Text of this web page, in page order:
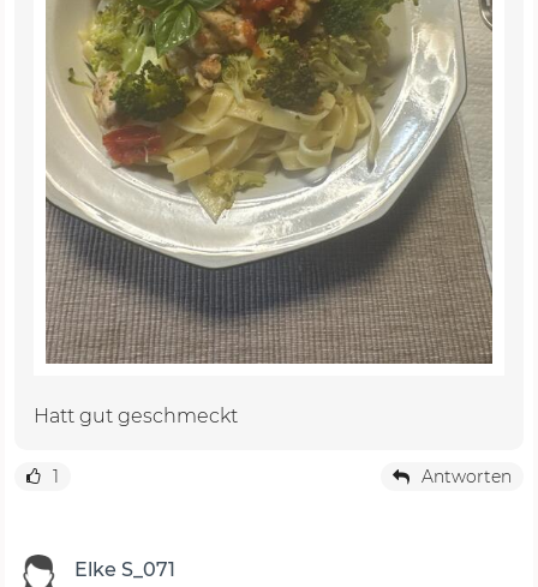
Hatt gut geschmeckt
1 Antworten
Elke S_071